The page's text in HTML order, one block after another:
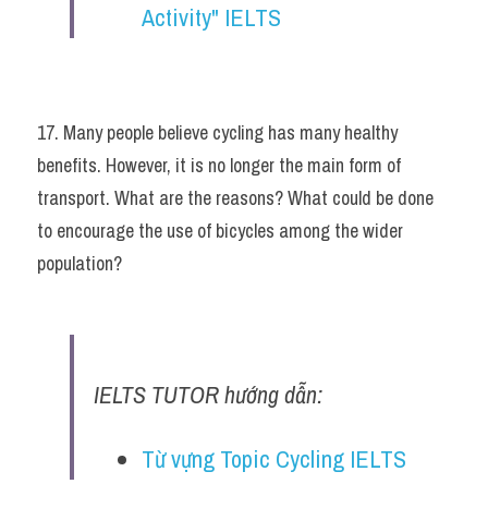
Activity" IELTS
17. Many people believe cycling has many healthy
benefits. However, it is no longer the main form of
transport. What are the reasons? What could be done
to encourage the use of bicycles among the wider
population?
IELTS TUTOR hướng dẫn:
Từ vựng Topic Cycling IELTS